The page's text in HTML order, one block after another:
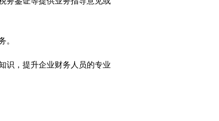
。
识，提升企业财务人员的专业